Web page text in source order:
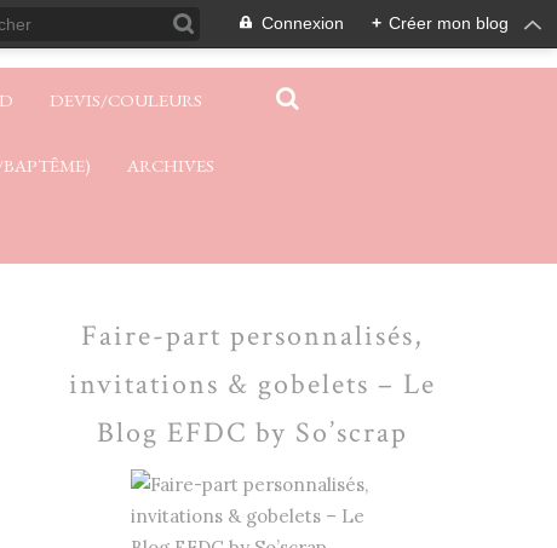
Connexion + Créer mon blog
DEVIS/COULEURS
ARCHIVES
Faire-part personnalisés,
invitations & gobelets – Le
Blog EFDC by So’scrap